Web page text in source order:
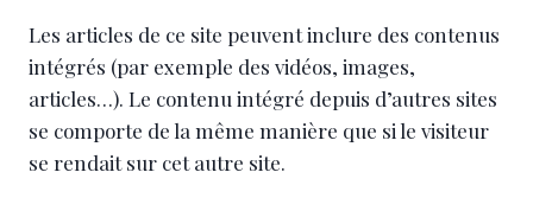
Les articles de ce site peuvent inclure des contenus
intégrés (par exemple des vidéos, images,
articles…). Le contenu intégré depuis d’autres sites
se comporte de la même manière que si le visiteur
se rendait sur cet autre site.